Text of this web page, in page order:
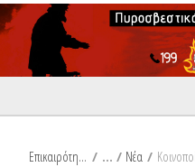
Επικαιρότητα / Νέα /